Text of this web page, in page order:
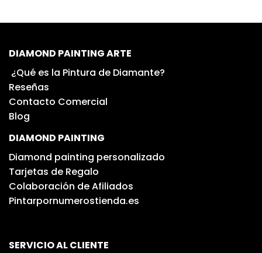
DIAMOND PAINTING ARTE
¿Qué es la Pintura de Diamante?
Reseñas
Contacto Comercial
Blog
DIAMOND PAINTING
Diamond painting personalizado
Tarjetas de Regalo
Colaboración de Afiliados
Pintarpornumerostienda.es
SERVICIO AL CLIENTE